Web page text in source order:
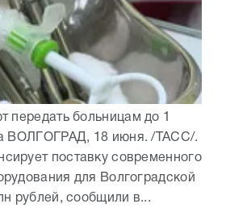
передать больницам до 1
ВОЛГОГРАД, 18 июня. /ТАСС/.
поставку современного
для Волгоградской
рублей, сообщили в...